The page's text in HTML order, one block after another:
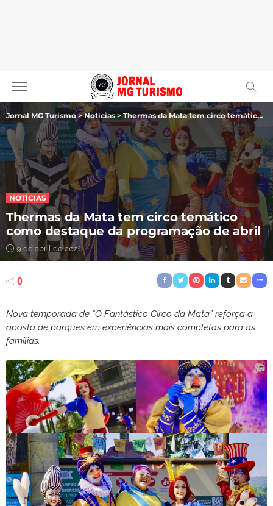
Jornal MG Turismo>Notícias>Thermas da Mata tem circo temático como destaque da programação de abril
NOTÍCIAS
Thermas da Mata tem circo temático
como destaque da programação de abril
9 de abril de 2026
0
Nova temporada de “O Fantástico Circo da Mata” reforça a
aposta de parques em experiências mais completas para as
famílias.